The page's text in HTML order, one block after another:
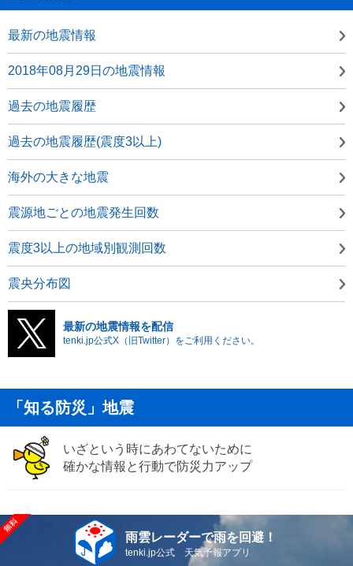
最新の地震情報
2018年08月29日の地震情報
過去の地震履歴
過去の地震履歴(震度3以上)
海外の大きな地震
震源地ごとの地震発生回数
震度3以上の地域別観測回数
震央分布図
最新の地震情報を配信
tenki.jp公式X（旧Twitter）をご利用ください。
「知る防災」地震
いざという時にあわてないために
確かな情報と行動で防災力アップ
雨雲レーダーで雨を回避！
tenki.jp公式 天気予報アプリ